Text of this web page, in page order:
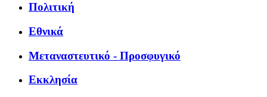
Πολιτική
Εθνικά
Μεταναστευτικό - Προσφυγικό
Εκκλησία